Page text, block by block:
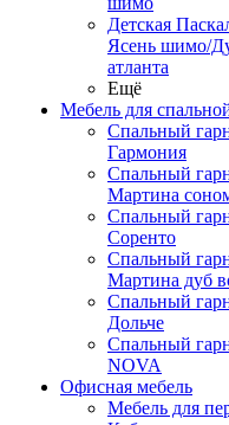
Детская
Ясень шимо/
атланта
Ещё
Мебель для
Спальный
Гармония
Спальный
Мартина
Спальный
Соренто
Спальный
Мартина дуб
Спальный
Дольче
Спальный
NOVA
Офисная мебель
Мебель для